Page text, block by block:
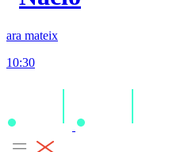
ara mateix
10:30